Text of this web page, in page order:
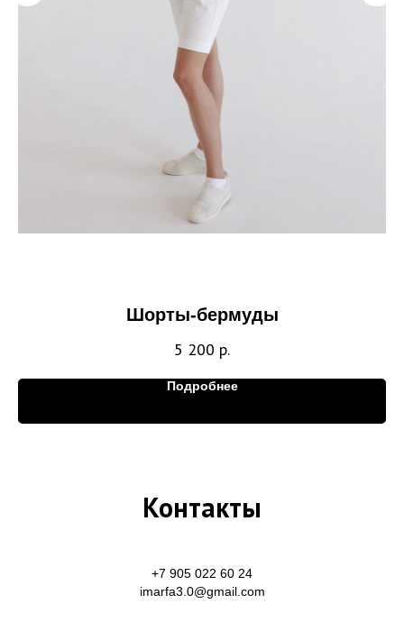
Шорты-бермуды
5 200 р.
Подробнее
Контакты
+7 905 022 60 24
imarfa3.0@gmail.com